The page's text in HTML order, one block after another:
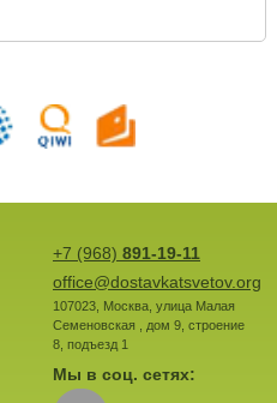
+7 (968) 891-19-11
office@dostavkatsvetov.org
107023, Москва, улица Малая
Семеновская , дом 9, строение
8, подъезд 1
Мы в соц. сетях: